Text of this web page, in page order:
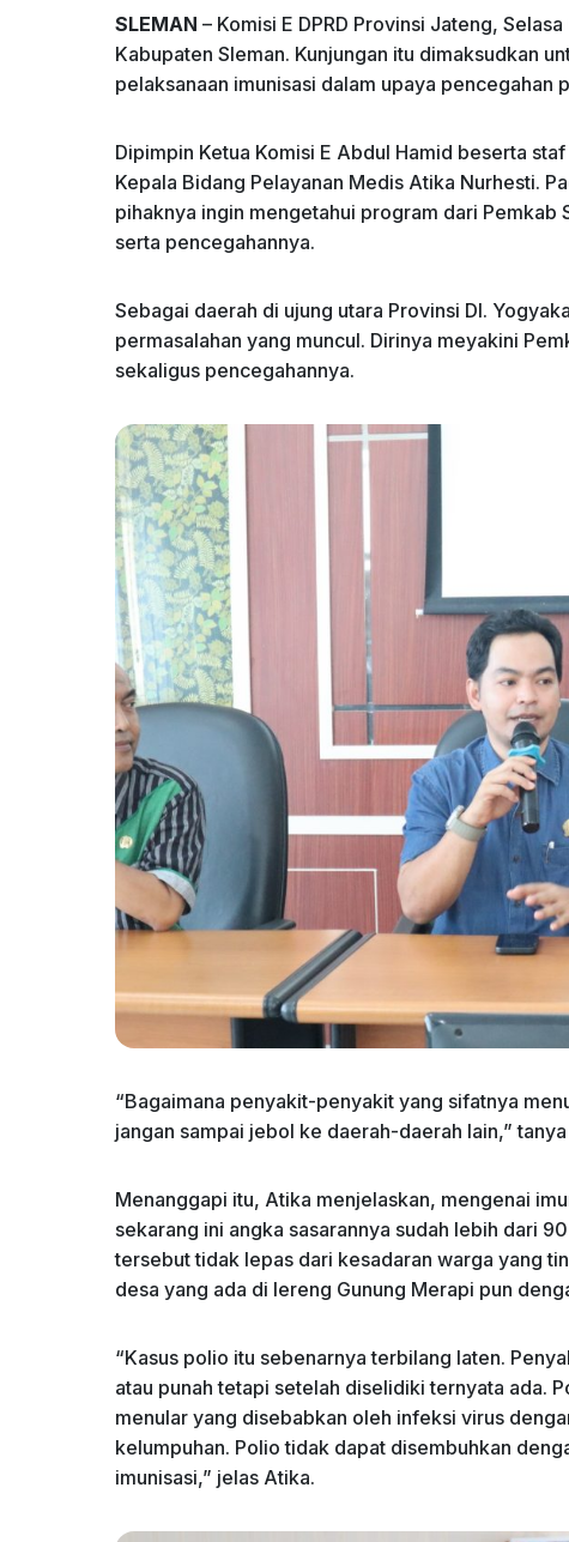
o
o
k
n p
p
m
SLEMAN – Komisi E DPRD Provinsi Jateng,
Kabupaten Sleman. Kunjungan itu dimaksudkan
pelaksanaan imunisasi dalam upaya pencegahan
Dipimpin Ketua Komisi E Abdul Hamid beserta
Kepala Bidang Pelayanan Medis Atika Nurhesti.
pihaknya ingin mengetahui program dari
serta pencegahannya.
Sebagai daerah di ujung utara Provinsi DI.
permasalahan yang muncul. Dirinya meyakini
sekaligus pencegahannya.
“Bagaimana penyakit-penyakit yang sifatnya
jangan sampai jebol ke daerah-daerah lain,”
Menanggapi itu, Atika menjelaskan, mengenai
sekarang ini angka sasarannya sudah lebih dari
tersebut tidak lepas dari kesadaran warga yang
desa yang ada di lereng Gunung Merapi pun
“Kasus polio itu sebenarnya terbilang laten.
atau punah tetapi setelah diselidiki ternyata ada.
menular yang disebabkan oleh infeksi virus
kelumpuhan. Polio tidak dapat disembuhkan
imunisasi,” jelas Atika.